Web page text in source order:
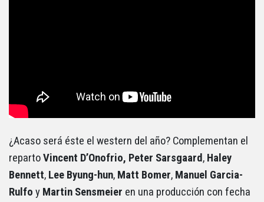
¿Acaso será éste el western del año? Complementan el
repartoVincent D’Onofrio, Peter Sarsgaard, Haley
Bennett, Lee Byung-hun, Matt Bomer, Manuel Garcia-
Rulfo y Martin Sensmeier en una producción con fecha